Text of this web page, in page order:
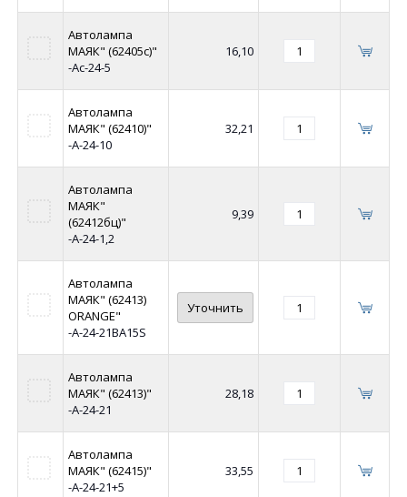
Автолампа
МАЯК" (62405с)"
-Ас-24-5
16,10
Автолампа
МАЯК" (62410)"
-А-24-10
32,21
Автолампа
МАЯК"
(62412бц)"
-А-24-1,2
9,39
Автолампа
МАЯК" (62413)
ORANGE"
-А-24-21BA15S
Уточнить
Автолампа
МАЯК" (62413)"
-А-24-21
28,18
Автолампа
МАЯК" (62415)"
-А-24-21+5
33,55